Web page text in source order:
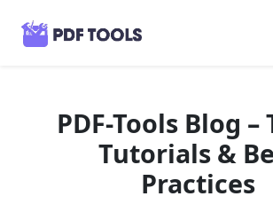
PDF-Tools Blog –
Tutorials &
Practices